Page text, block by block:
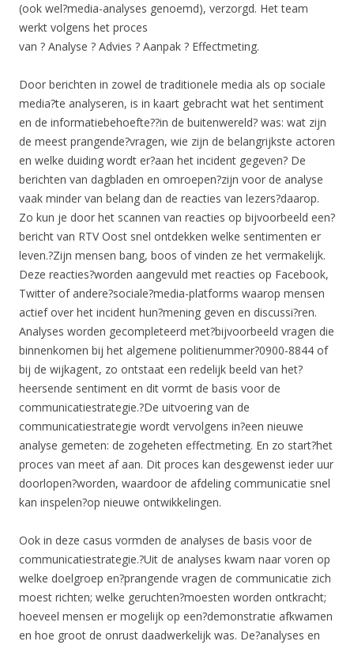
(ook wel?media-analyses genoemd), verzorgd. Het team
werkt volgens het proces
van ? Analyse ? Advies ? Aanpak ? Effectmeting.
Door berichten in zowel de traditionele media als op sociale
media?te analyseren, is in kaart gebracht wat het sentiment
en de informatiebehoefte??in de buitenwereld? was: wat zijn
de meest prangende?vragen, wie zijn de belangrijkste actoren
en welke duiding wordt er?aan het incident gegeven? De
berichten van dagbladen en omroepen?zijn voor de analyse
vaak minder van belang dan de reacties van lezers?daarop.
Zo kun je door het scannen van reacties op bijvoorbeeld een?
bericht van RTV Oost snel ontdekken welke sentimenten er
leven.?Zijn mensen bang, boos of vinden ze het vermakelijk.
Deze reacties?worden aangevuld met reacties op Facebook,
Twitter of andere?sociale?media-platforms waarop mensen
actief over het incident hun?mening geven en discussi?ren.
Analyses worden gecompleteerd met?bijvoorbeeld vragen die
binnenkomen bij het algemene politienummer?0900-8844 of
bij de wijkagent, zo ontstaat een redelijk beeld van het?
heersende sentiment en dit vormt de basis voor de
communicatiestrategie.?De uitvoering van de
communicatiestrategie wordt vervolgens in?een nieuwe
analyse gemeten: de zogeheten effectmeting. En zo start?het
proces van meet af aan. Dit proces kan desgewenst ieder uur
doorlopen?worden, waardoor de afdeling communicatie snel
kan inspelen?op nieuwe ontwikkelingen.
Ook in deze casus vormden de analyses de basis voor de
communicatiestrategie.?Uit de analyses kwam naar voren op
welke doelgroep en?prangende vragen de communicatie zich
moest richten; welke geruchten?moesten worden ontkracht;
hoeveel mensen er mogelijk op een?demonstratie afkwamen
en hoe groot de onrust daadwerkelijk was. De?analyses en